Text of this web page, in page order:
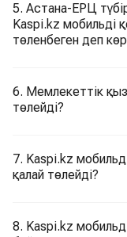
5. Астана-ЕРЦ
Kaspi.kz мобильді
төленбеген деп
6. Мемлекеттік
төлейді?
7. Kaspi.kz
қалай төлейді?
8. Kaspi.kz